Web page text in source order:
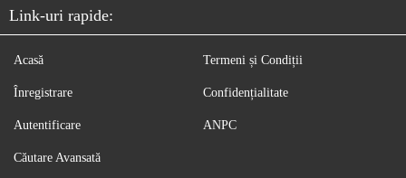
Link-uri rapide:
Acasă
Înregistrare
Autentificare
Căutare Avansată
Termeni și Condiții
Confidențialitate
ANPC